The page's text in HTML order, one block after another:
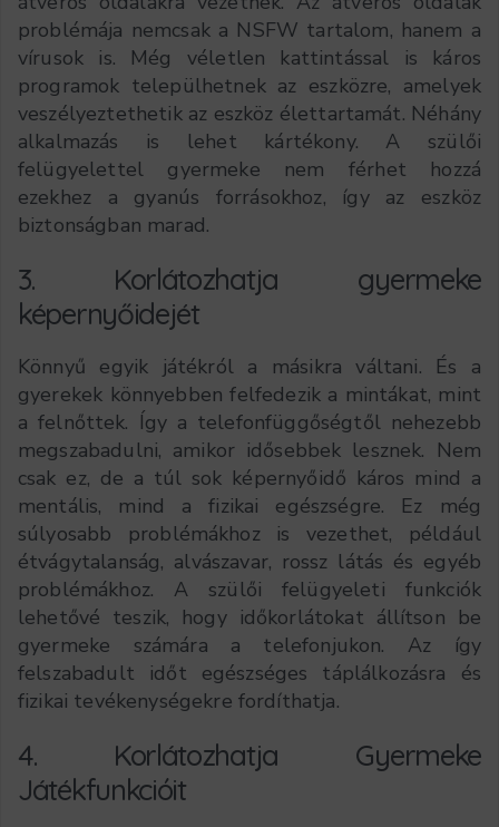
problémája nemcsak a NSFW tartalom, hanem a
vírusok is. Még véletlen kattintással is káros
programok települhetnek az eszközre, amelyek
veszélyeztethetik az eszköz élettartamát. Néhány
alkalmazás is lehet kártékony. A szülői
felügyelettel gyermeke nem férhet hozzá
ezekhez a gyanús forrásokhoz, így az eszköz
biztonságban marad.
3. Korlátozhatja gyermeke
képernyőidejét
Könnyű egyik játékról a másikra váltani. És a
gyerekek könnyebben felfedezik a mintákat, mint
a felnőttek. Így a telefonfüggőségtől nehezebb
megszabadulni, amikor idősebbek lesznek. Nem
csak ez, de a túl sok képernyőidő káros mind a
mentális, mind a fizikai egészségre. Ez még
súlyosabb problémákhoz is vezethet, például
étvágytalanság, alvászavar, rossz látás és egyéb
problémákhoz. A szülői felügyeleti funkciók
lehetővé teszik, hogy időkorlátokat állítson be
gyermeke számára a telefonjukon. Az így
felszabadult időt egészséges táplálkozásra és
fizikai tevékenységekre fordíthatja.
4. Korlátozhatja Gyermeke
Játékfunkcióit